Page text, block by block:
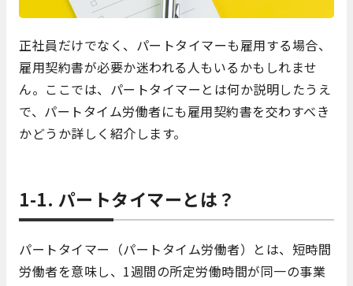
正社員だけでなく、パートタイマーも雇用する場合、
雇用契約書が必要か迷われる人もいるかもしれませ
ん。ここでは、パートタイマーとは何か説明したうえ
で、パートタイム労働者にも雇用契約書を交わすべき
かどうか詳しく紹介します。
1-1. パートタイマーとは？
パートタイマー（パートタイム労働者）とは、短時間
労働者を意味し、1週間の所定労働時間が同一の事業